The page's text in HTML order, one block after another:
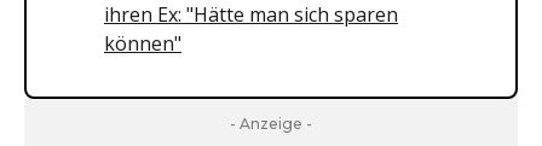
ihren Ex: "Hätte man sich sparen
können"
- Anzeige -